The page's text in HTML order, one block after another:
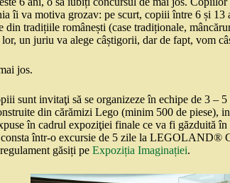
îi va motiva grozav: pe scurt, copiii între 6 și 13
tradițiile românești (case tradiționale,
un juriu va alege câștigorii, dar de fapt, vom
jos.
sunt invitaţi să se organizeze în echipe de 3 –
din cărămizi Lego (minim 500 de piese),
în cadrul expoziţiei finale ce va fi găzduită
într-o excursie de 5 zile la LEGOLAND®
găsiți pe Expoziția Imaginației.